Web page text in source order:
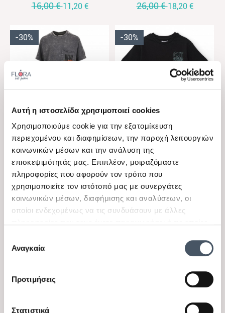
Αυτή η ιστοσελίδα χρησιμοποιεί cookies
Χρησιμοποιούμε cookie για την εξατομίκευση
περιεχομένου και διαφημίσεων, την παροχή λειτουργιών
κοινωνικών μέσων και την ανάλυση της
επισκεψιμότητάς μας. Επιπλέον, μοιραζόμαστε
πληροφορίες που αφορούν τον τρόπο που
χρησιμοποιείτε τον ιστότοπό μας με συνεργάτες
κοινωνικών μέσων, διαφήμισης και αναλύσεων, οι
οποίοι ενδεχομένως να τις συνδυάσουν με άλλες
των υπηρεσιών τους.
συγκατάθεσης
Αναγκαία
Προτιμήσεις
Στατιστικά
16,00 €11,20 € 26,00 €18,20 €
-30%
View
Nathkids by Tuc Tuc
Παιδικό σετ με βερμούδα
για αγόρια Nathkids
ανθρακί
Διαθέσιμα μεγέθη
8 Ε
40,00 € 28,00 €
-30%
View
Nathkids by Tuc Tuc
Παιδική μπλούζα για
αγόρια Nathkids μαύρη
Διαθέσιμα μεγέθη
13,00 € 9,10 €